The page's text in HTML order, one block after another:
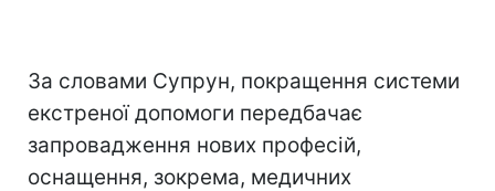
За словами Супрун, покращення системи
екстреної допомоги передбачає
запровадження нових професій,
оснащення, зокрема, медичних